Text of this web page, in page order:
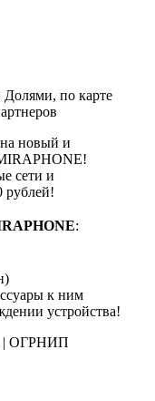
Долями, по карте
новый и
сети и
рублей!
:
к ним
устройства!
| ОГРНИП